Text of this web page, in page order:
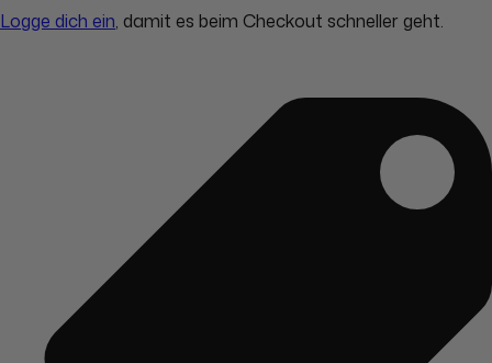
Logge dich ein, damit es beim Checkout schneller geht.